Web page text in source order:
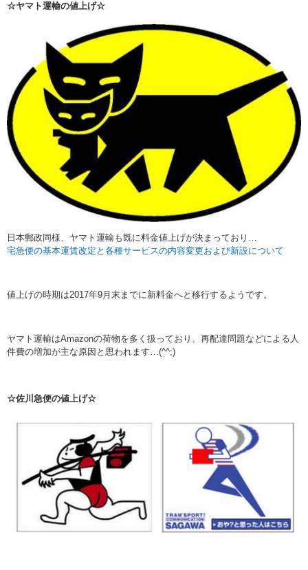
☆ヤマト運輸の値上げ☆
日本郵政同様、ヤマト運輸も既に料金値上げが決まっており…
宅急便の基本運賃改定と各種サービスの内容変更および新設について
値上げの時期は2017年9月末までに新料金へと移行するようです。
ヤマト運輸はAmazonの荷物を多く扱っており、再配達問題などによる人
件費の増加が主な原因と思われます…(^^;)
☆佐川急便の値上げ☆